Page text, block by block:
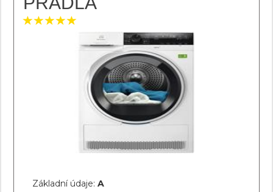
Základní údaje: A